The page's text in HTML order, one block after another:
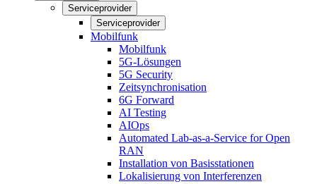
Serviceprovider
Serviceprovider
Mobilfunk
Mobilfunk
5G-Lösungen
5G Security
Zeitsynchronisation
6G Forward
AI Testing
AIOps
Automated Lab-as-a-Service for Open
RAN
Installation von Basisstationen
Lokalisierung von Interferenzen